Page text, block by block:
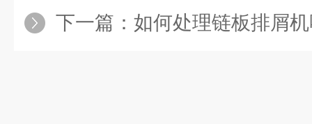
下一篇： 如何处理链板排屑